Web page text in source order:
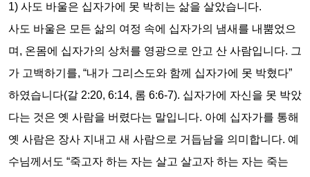
1) 사도 바울은 십자가에 못 박히는 삶을 살았습니다.
사도 바울은 모든 삶의 여정 속에 십자가의 냄새를 내뿜었으
며 , 온몸에 십자가의 상처를 영광으로 안고 산 사람입니다. 그
가 고백하기를, “내가 그리스도와 함께 십자가에 못 박혔다”
하였습니다(갈 2:20, 6:14, 롬 6:6-7). 십자가에 자신을 못 박았
다는 것은 옛 사람을 버렸다는 말입니다. 아예 십자가를 통해
옛 사람은 장사 지내고 새 사람으로 거듭남을 의미합니다. 예
수님께서도 “죽고자 하는 자는 살고 살고자 하는 자는 죽는